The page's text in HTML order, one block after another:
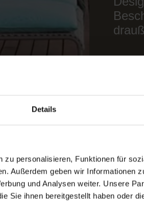
Details
personalisieren, Funktionen für
Außerdem geben wir Informationen
und Analysen weiter. Unsere
Sie ihnen bereitgestellt haben oder